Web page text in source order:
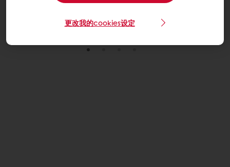
点击了解更多
更改我的cookies设定